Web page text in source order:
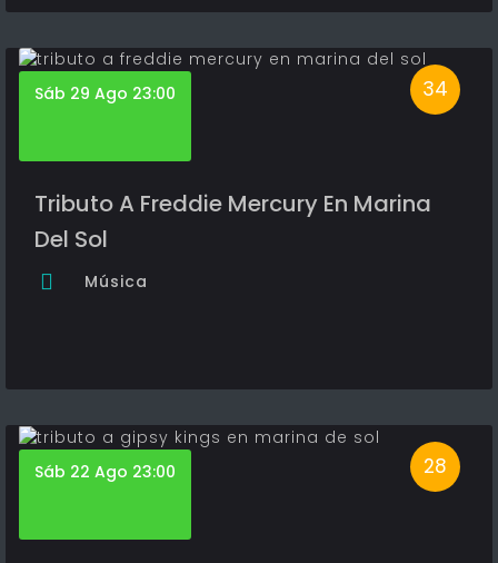
34
Sáb 29 Ago 23:00
Tributo A Freddie Mercury En Marina
Del Sol
Música
28
Sáb 22 Ago 23:00